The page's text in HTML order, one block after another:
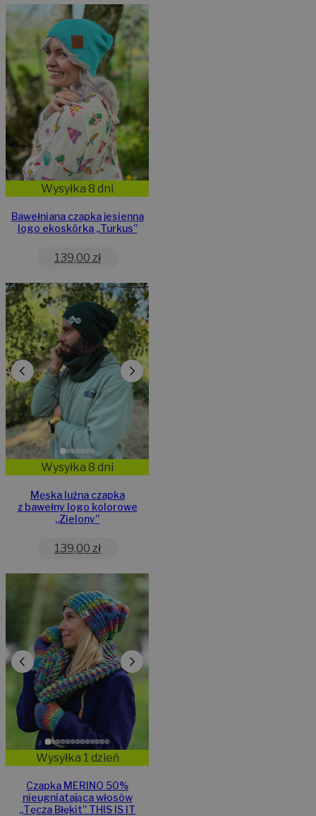
Wysyłka 8 dni
Bawełniana czapka jesienna
logo ekoskórka „Turkus”
139,00 zł
Wysyłka 8 dni
Męska luźna czapka
z bawełny logo kolorowe
„Zielony”
139,00 zł
Wysyłka 1 dzień
Czapka MERINO 50%
nieugniatająca włosów
„Tęcza Błękit” THIS IS IT